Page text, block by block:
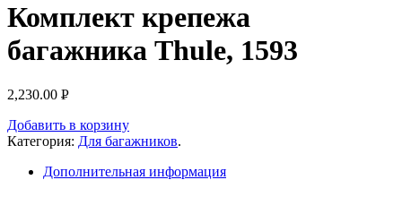
Комплект крепежа
багажника Thule, 1593
2,230.00 Р
Добавить в корзину
Категория: Для багажников.
Дополнительная информация